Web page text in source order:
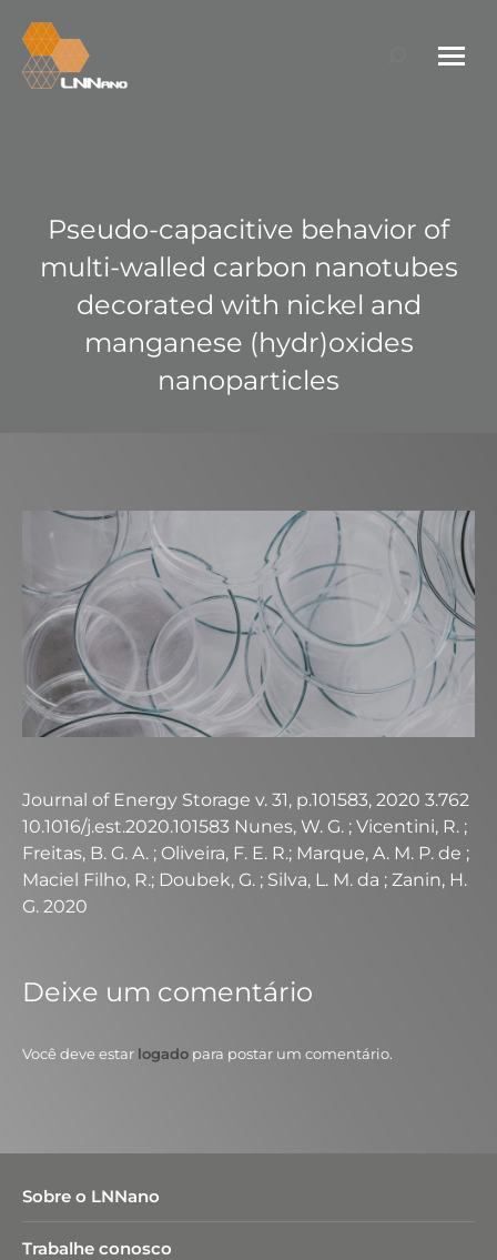
Search:
Pseudo-capacitive behavior of
multi-walled carbon nanotubes
decorated with nickel and
manganese (hydr)oxides
nanoparticles
Journal of Energy Storage v. 31, p.101583, 2020 3.762
10.1016/j.est.2020.101583 Nunes, W. G. ; Vicentini, R. ;
Freitas, B. G. A. ; Oliveira, F. E. R.; Marque, A. M. P. de ;
Maciel Filho, R.; Doubek, G. ; Silva, L. M. da ; Zanin, H.
G. 2020
Deixe um comentário
Você deve estar logado para postar um comentário.
Sobre o LNNano
Trabalhe conosco